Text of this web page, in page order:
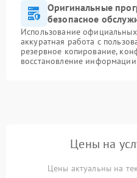
Оригинальные
безопасное
Использование
аккуратная работа с
резервное копирование,
восстановление
Цены на
Цены актуальны на